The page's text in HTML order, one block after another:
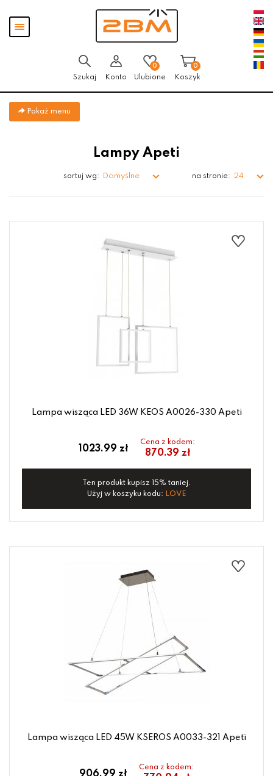
Pokaż
menu
Szukaj Konto
0
Ulubione
0
Koszyk
Pokaż menu
Lampy Apeti
sortuj wg: Domyślne na stronie: 24
Lampa wisząca LED 36W KEOS A0026-330 Apeti
1023.99 zł
Cena z kodem:
870.39 zł
Ten produkt kupisz 15% taniej.
Użyj w koszyku kodu: LOVE
Lampa wisząca LED 45W KSEROS A0033-321 Apeti
906.99 zł
Cena z kodem: